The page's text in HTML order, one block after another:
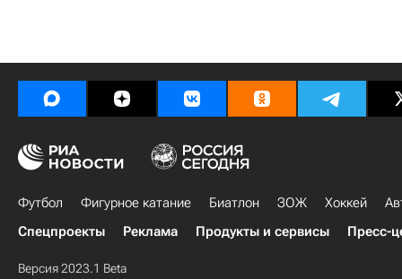
Футбол Фигурное катание Биатлон ЗОЖ Хоккей
Спецпроекты
Реклама Продукты и сервисы Пресс-
Версия 2023.1 Beta